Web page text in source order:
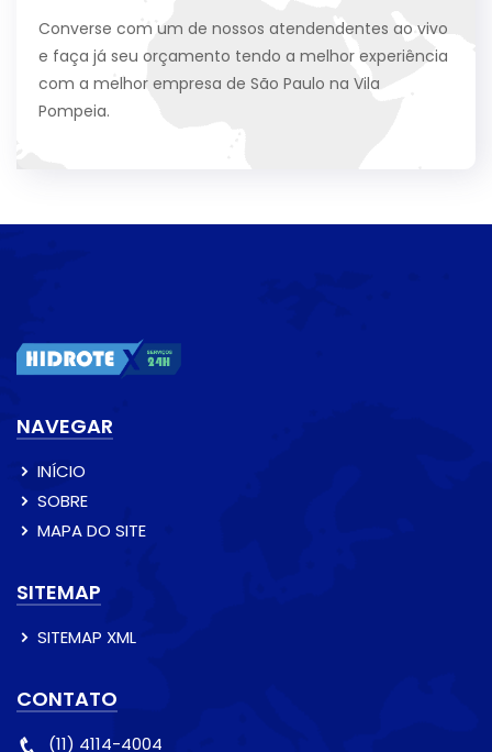
Converse com um de nossos atendendentes ao vivo
e faça já seu orçamento tendo a melhor experiência
com a melhor empresa de São Paulo na Vila
Pompeia.
NAVEGAR
INÍCIO
SOBRE
MAPA DO SITE
SITEMAP
SITEMAP XML
CONTATO
(11) 4114-4004